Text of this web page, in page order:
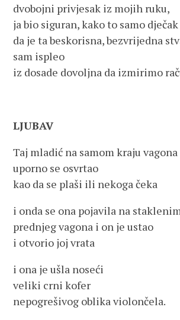
dvobojni privjesak iz mojih ruku,
ja bio siguran, kako to samo
da je ta beskorisna, bezvrijedna
sam ispleo
iz dosade dovoljna da izmirimo
LJUBAV
Taj mladić na samom kraju vagona
uporno se osvrtao
kao da se plaši ili nekoga čeka
i onda se ona pojavila na
prednjeg vagona i on je ustao
i otvorio joj vrata
i ona je ušla noseći
veliki crni kofer
nepogrešivog oblika violončela.